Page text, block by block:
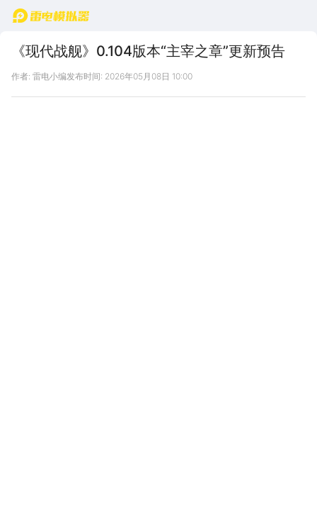
首页
《现代战舰》0.104版本“主宰之章”更新预告
作者: 雷电小编发布时间: 2026年05月08日 10:00